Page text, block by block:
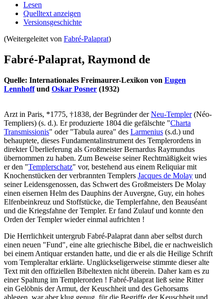
Lesen
Quelltext anzeigen
Versionsgeschichte
(Weitergeleitet von Fabré-Palaprat)
Fabré-Palaprat, Raymond de
Quelle: Internationales Freimaurer-Lexikon von Eugen
Lennhoffund Oskar Posner (1932)
Arzt in Paris, *1775, †1838, der Begründer derNeu-Templer(Néo-
Templiers) (s. d.). Er produzierte 1804 die gefälschte "Charta
Transmissionis" oder "Tabula aurea" des Larmenius (s.d.) und
behauptete, dieses Fundamentalinstrument des Templerordens in
direkter Überlieferung als Großmeister Bernardus Raymundus
übernommen zu haben. Zum Beweise seiner Rechtmäßigkeit wies
er den "Templerschatz" vor, bestehend aus einem Reliquiar mit
Knochenstücken der verbrannten Templers Jacques de Molay und
seiner Leidensgenossen, das Schwert des Großmeisters De Molay
einen eisernen Helm des Dauphins der Auvergne, Guy, ein hohes
Elfenbeinkreuz und Stoffstücke, die Templerfahne, den Beauséant
und die Kriegsfahne der Templer. Er fand Zulauf und konnte den
Orden der Templer wieder einmal aufrichten !
Die Herrlichkeit untergrub Fabré-Palaprat dann aber selbst durch
einen neuen "Fund", eine alte griechische Bibel, die er nachweislich
bei einem Antiquar erstanden hatte, und die er als die Heilige Schrift
vom Templeraltar erklärte. Unglückseligerweise stimmte dieser alte
Text mit den offiziellen Bibeltexten nicht überein. Daher kam es zu
einer Spaltung im Templerorden ! Fabré-Palaprat ließ seine Ritter
ein Gelöbnis der Armut, der Keuschheit und des Gehorsams
ablegen, war aber klug genug, für die Begriffe der Keuschheit und